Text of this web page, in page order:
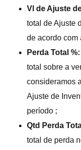
Vl de Ajuste
total de Ajuste
de acordo com
Perda Total %:
total sobre a
consideramos
Ajuste de
período ;
Qtd Perda
total de perda